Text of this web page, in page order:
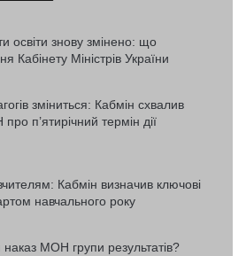
освіти знову змінено: що
Кабінету Міністрів України
зміниться: Кабмін схвалив
п’ятирічний термін дії
Кабмін визначив ключові
навчального року
МОН групи результатів?